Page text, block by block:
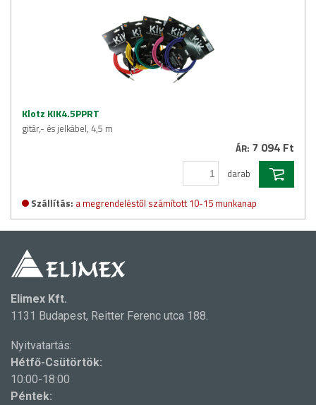
Klotz KIK4.5PPRT
gitár,- és jelkábel, 4,5 m
ÁR: 7 094 Ft
darab
Szállítás: a megrendeléstől számított 10-15 munkanap
Elimex Kft.
1131 Budapest, Reitter Ferenc utca 188.
Nyitvatartás:
Hétfő-Csütörtök:
10:00-18:00
Péntek: